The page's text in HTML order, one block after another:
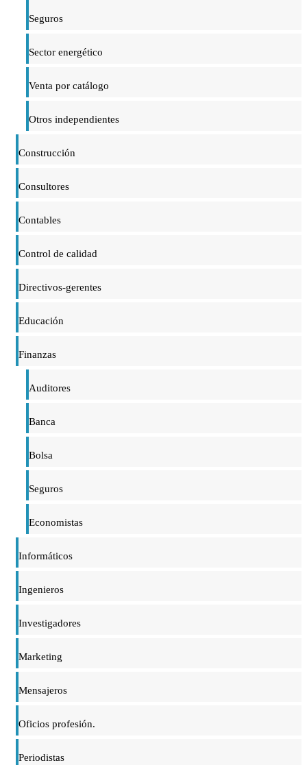
Seguros
Sector energético
Venta por catálogo
Otros independientes
Construcción
Consultores
Contables
Control de calidad
Directivos-gerentes
Educación
Finanzas
Auditores
Banca
Bolsa
Seguros
Economistas
Informáticos
Ingenieros
Investigadores
Marketing
Mensajeros
Oficios profesión.
Periodistas